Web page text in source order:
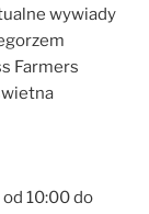
wywiady
Farmers
10:00 do